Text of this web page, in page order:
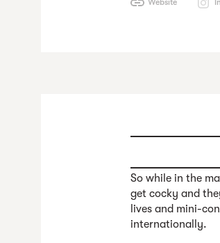
So while in the
get cocky and
lives and mini-
internationally.